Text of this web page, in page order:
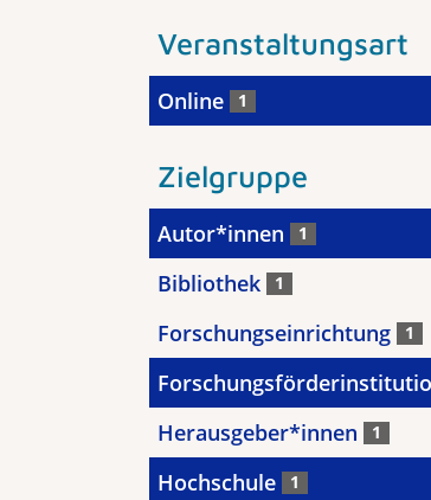
Veranstaltungsart
Online 1
Zielgruppe
Autor*innen 1
Bibliothek 1
Forschungseinrichtung 1
Herausgeber*innen 1
Hochschule 1